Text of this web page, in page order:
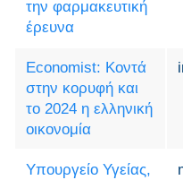
την φαρμακευτική
έρευνα
Economist: Κοντά
στην κορυφή και
το 2024 η ελληνική
οικονομία
Υπουργείο Υγείας,